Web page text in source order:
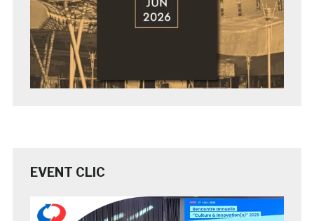
EVENT CLIC